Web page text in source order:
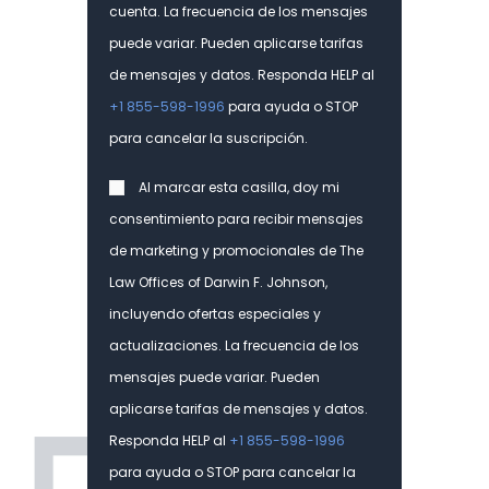
Hable con un abogado con
experiencia en lesiones cerebrales
y en la cabeza en el lugar de trabajo
Si usted está teniendo problemas para obtener la
aprobación de beneficios de compensación de
en contacto con Las Oficinas Legales de Darwin F.
Johnson inmediatamente. La presencia de un abogado
puede marcar la diferencia en su caso y ayudarle a
obtener la aprobación que necesita.
aterradores y causar serias dudas sobre su futuro o el de
un ser querido. Desde la alteración de la calidad de vida
hasta los enormes gastos médicos, este tipo de daños
cuenta. La frecuencia de los mensajes
puede variar. Pueden aplicarse tarifas
de mensajes y datos. Responda HELP al
+1 855-598-1996 para ayuda o STOP
para cancelar la suscripción.
Consent
Al marcar esta casilla, doy mi
consentimiento para recibir mensajes
de marketing y promocionales de The
Law Offices of Darwin F. Johnson,
incluyendo ofertas especiales y
actualizaciones. La frecuencia de los
mensajes puede variar. Pueden
aplicarse tarifas de mensajes y datos.
Responda HELP al +1 855-598-1996
para ayuda o STOP para cancelar la